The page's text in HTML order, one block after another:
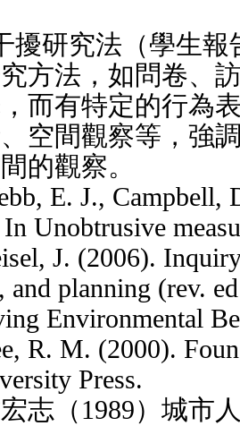
擾研究法（學生
方法，如問卷、
而有特定的行為表
空間觀察等，強
的觀察。
E. J., Campbell,
Unobtrusive
J. (2006).
and planning (rev.
Environmental
R. M. (2000).
Press.
志（1989）城市